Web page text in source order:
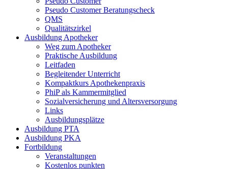
Pseudo Customer Beratungscheck
QMS
Qualitätszirkel
Ausbildung Apotheker
Weg zum Apotheker
Praktische Ausbildung
Leitfaden
Begleitender Unterricht
Kompaktkurs Apothekenpraxis
PhiP als Kammermitglied
Sozialversicherung und Altersversorgung
Links
Ausbildungsplätze
Ausbildung PTA
Ausbildung PKA
Fortbildung
Veranstaltungen
Kostenlos punkten